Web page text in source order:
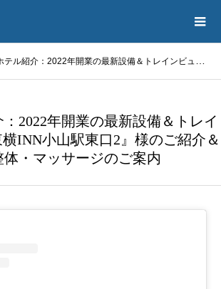
：2022年開業の最新設備＆トレインビュー！『東横INN小山駅東口2』様のご紹介＆客室整体・マッサージのご案内
2022年開業の最新設備＆トレイ
INN小山駅東口2』様のご紹介＆
体・マッサージのご案内